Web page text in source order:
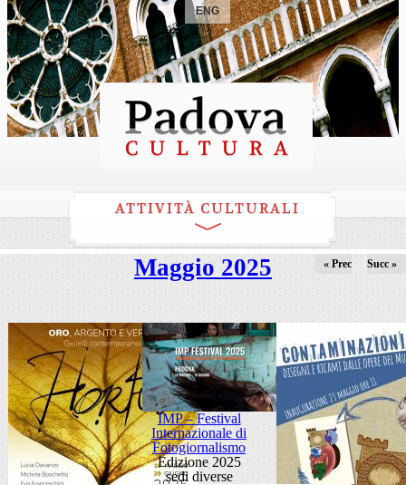
ENG
ATTIVITÀ CULTURALI
Maggio 2025 « Prec Succ »
IMP – Festival
Internazionale di
Fotogiornalismo
Edizione 2025
sedi diverse